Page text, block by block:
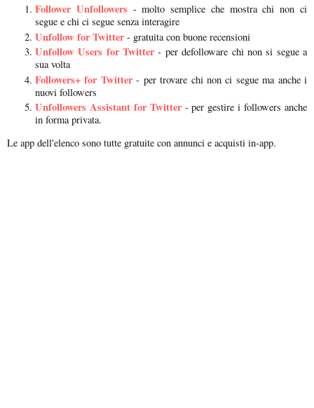
Follower Unfollowers- molto semplice che mostra chi non ci
segue e chi ci segue senza interagire
Unfollow for Twitter- gratuita con buone recensioni
Unfollow Users for Twitter- per defolloware chi non si segue a
sua volta
Followers+ for Twitter- per trovare chi non ci segue ma anche i
nuovi followers
Unfollowers Assistant for Twitter- per gestire i followers anche
in forma privata.
Le app dell'elenco sono tutte gratuite con annunci e acquisti in-app.